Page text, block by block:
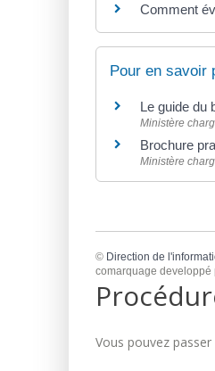
Comment
Pour en savoir
Le guide du
Ministère
Brochure
Ministère
© Direction de
comarquage developpé
Vous pouvez